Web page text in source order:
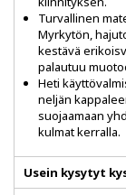
Turvallinen
Myrkytön,
kestävä
palautuu
Heti
neljän
suojaamaan
kulmat kerralla.
Usein kysytyt